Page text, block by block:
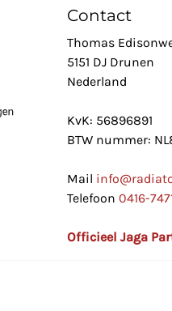
Contact
Thomas
5151 DJ Drunen
Nederland
KvK: 56896891
BTW nummer:
Mail
Telefoon 0416-
Officieel Jaga